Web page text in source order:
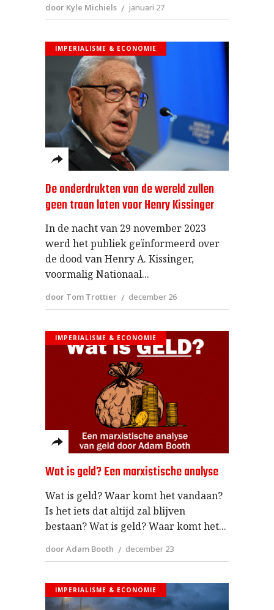
door Kyle Michiels januari 27
IMPERIALISME & ECONOMIE
De onderdrukten van de wereld zullen
geen traan laten voor Henry Kissinger
In de nacht van 29 november 2023
werd het publiek geïnformeerd over
de dood van Henry A. Kissinger,
voormalig Nationaal
door Tom Trottier december 26
IMPERIALISME & ECONOMIE
Wat is geld? Een marxistische analyse
Wat is geld? Waar komt het vandaan?
Is het iets dat altijd zal blijven
bestaan? Wat is geld? Waar komt het
door Adam Booth december 23
IMPERIALISME & ECONOMIE